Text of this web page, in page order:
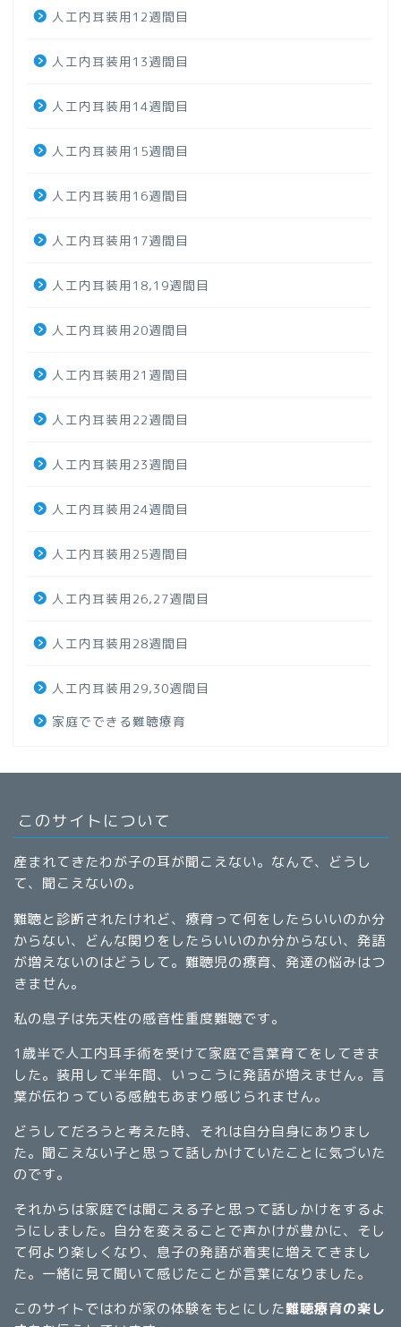
人工内耳装用12週間目
人工内耳装用13週間目
人工内耳装用14週間目
人工内耳装用15週間目
人工内耳装用16週間目
人工内耳装用17週間目
人工内耳装用18,19週間目
人工内耳装用20週間目
人工内耳装用21週間目
人工内耳装用22週間目
人工内耳装用23週間目
人工内耳装用24週間目
人工内耳装用25週間目
人工内耳装用26,27週間目
人工内耳装用28週間目
人工内耳装用29,30週間目
家庭でできる難聴療育
このサイトについて
産まれてきたわが子の耳が聞こえない。なんで、どうし
て、聞こえないの。
難聴と診断されたけれど、療育って何をしたらいいのか分
からない、どんな関りをしたらいいのか分からない、発語
が増えないのはどうして。難聴児の療育、発達の悩みはつ
きません。
私の息子は先天性の感音性重度難聴です。
1歳半で人工内耳手術を受けて家庭で言葉育てをしてきま
した。装用して半年間、いっこうに発語が増えません。言
葉が伝わっている感触もあまり感じられません。
どうしてだろうと考えた時、それは自分自身にありまし
た。聞こえない子と思って話しかけていたことに気づいた
のです。
それからは家庭では聞こえる子と思って話しかけをするよ
うにしました。自分を変えることで声かけが豊かに、そし
て何より楽しくなり、息子の発語が着実に増えてきまし
た。一緒に見て聞いて感じたことが言葉になりました。
このサイトではわが家の体験をもとにした難聴療育の楽し